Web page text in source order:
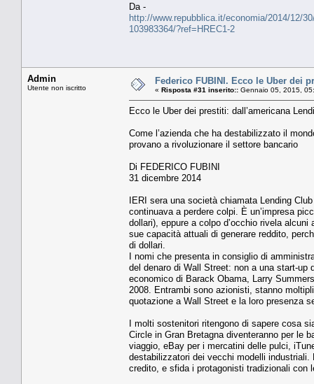
Da -
http://www.repubblica.it/economia/2014/12/
103983364/?ref=HREC1-2
Admin
Utente non iscritto
Federico FUBINI. Ecco le Uber dei
« Risposta #31 inserito:: Gennaio 05, 2015,
Ecco le Uber dei prestiti: dall’americana
Come l’azienda che ha destabilizzato il
provano a rivoluzionare il settore bancario
Di FEDERICO FUBINI
31 dicembre 2014
IERI sera una società chiamata Lending
continuava a perdere colpi. È un’impresa
dollari), eppure a colpo d’occhio rivela
sue capacità attuali di generare reddito,
di dollari.
I nomi che presenta in consiglio di
del denaro di Wall Street: non a una start-up
economico di Barack Obama, Larry
2008. Entrambi sono azionisti, stanno
quotazione a Wall Street e la loro presenza
I molti sostenitori ritengono di sapere cosa
Circle in Gran Bretagna diventeranno per le
viaggio, eBay per i mercatini delle pulci,
destabilizzatori dei vecchi modelli
credito, e sfida i protagonisti tradizionali con